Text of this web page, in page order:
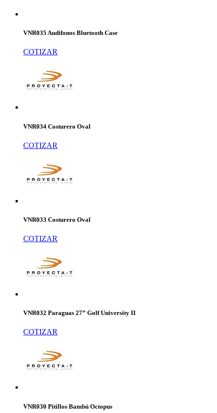
VNR035 Audífonos Bluetooth Case
COTIZAR
VNR034 Costurero Oval
COTIZAR
VNR033 Costurero Oval
COTIZAR
VNR032 Paraguas 27” Golf University II
COTIZAR
VNR030 Pitillos Bambú Octopus